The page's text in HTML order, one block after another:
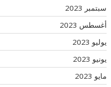
سبتمبر 2023
أغسطس 2023
يوليو 2023
يونيو 2023
مايو 2023